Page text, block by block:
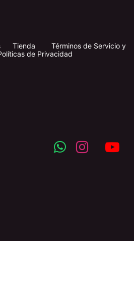
Tienda
Términos de Servicio y
de Privacidad